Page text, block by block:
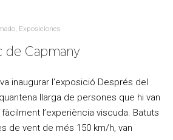
, Exposiciones
de Capmany
inaugurar l’exposició Després del
llarga de persones que hi van
l’experiència viscuda. Batuts
de vent de més 150 km/h, van